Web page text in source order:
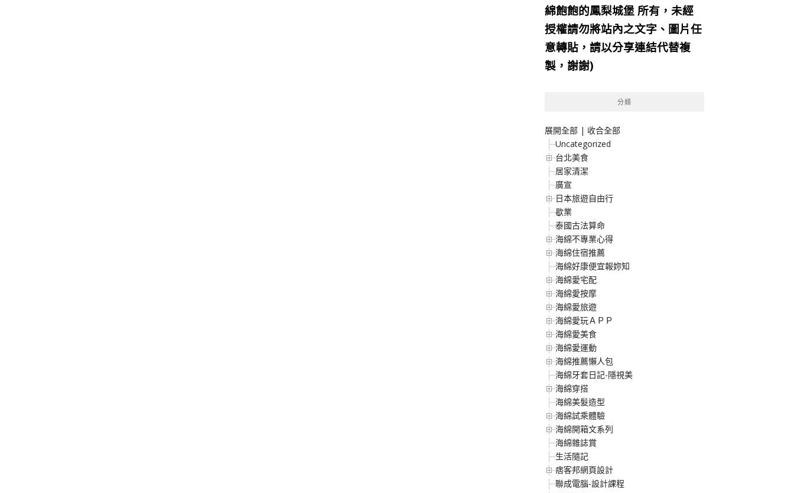
綿飽飽的鳳梨城堡 所有，未經
授權請勿將站內之文字、圖片任
意轉貼，請以分享連結代替複
製，謝謝)
分類
展開全部 | 收合全部
Uncategorized
台北美食
居家清潔
廣宣
日本旅遊自由行
歇業
泰國古法算命
海綿不專業心得
海綿住宿推薦
海綿好康便宜報妳知
海綿愛宅配
海綿愛按摩
海綿愛旅遊
海綿愛玩ＡＰＰ
海綿愛美食
海綿愛運動
海綿推薦懶人包
海綿牙套日記-隱視美
海綿穿搭
海綿美髮造型
海綿試乘體驗
海綿開箱文系列
海綿雜誌賞
生活隨記
痞客邦網頁設計
聯成電腦-設計課程